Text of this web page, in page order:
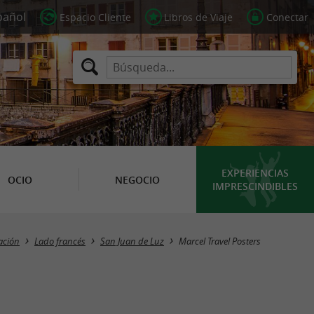
Espacio Cliente Libros de Viaje Conectar
OCIO NEGOCIO
EXPERIENCIAS
IMPRESCINDIBLES
Lado francés San Juan de Luz Marcel Travel Posters